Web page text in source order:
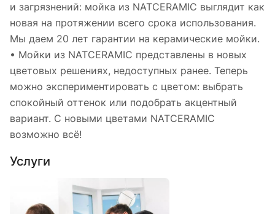
и загрязнений: мойка из NATCERAMIC выглядит как
новая на протяжении всего срока использования.
Мы даем 20 лет гарантии на керамические мойки.
• Мойки из NATCERAMIC представлены в новых
цветовых решениях, недоступных ранее. Теперь
можно экспериментировать с цветом: выбрать
спокойный оттенок или подобрать акцентный
вариант. С новыми цветами NATCERAMIC
возможно всё!
Услуги